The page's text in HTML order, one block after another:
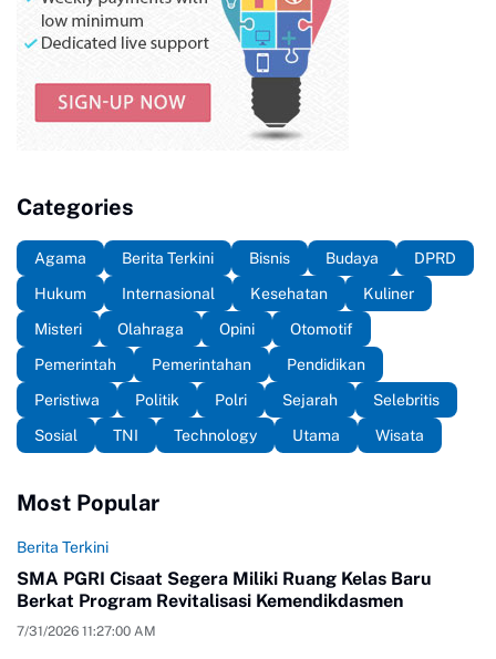
Categories
Agama Berita Terkini Bisnis Budaya
DPRD
Hukum
Internasional Kesehatan
Kuliner
Misteri
Olahraga Opini
Otomotif
Pemerintah
Pemerintahan
Pendidikan
Peristiwa
Politik Polri Sejarah
Selebritis
Sosial
TNI Technology Utama Wisata
Most Popular
Berita Terkini
SMA PGRI Cisaat Segera Miliki Ruang Kelas Baru
Berkat Program Revitalisasi Kemendikdasmen
7/31/2026 11:27:00 AM